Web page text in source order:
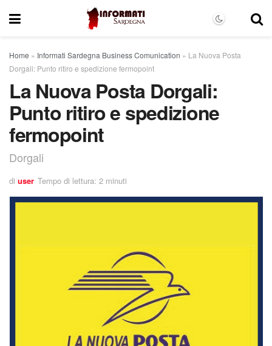
Home » Informati Sardegna Business Comunication » La Nuova Posta
Dorgali: Punto ritiro e spedizione fermopoint
La Nuova Posta Dorgali:
Punto ritiro e spedizione
fermopoint
Dorgali
di user Tempo di lettura: 2 minuti